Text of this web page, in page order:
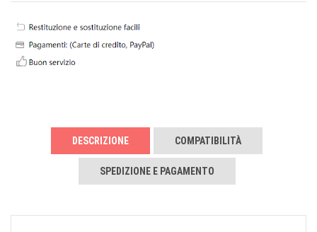
DESCRIZIONE COMPATIBILITÀ
SPEDIZIONE E PAGAMENTO